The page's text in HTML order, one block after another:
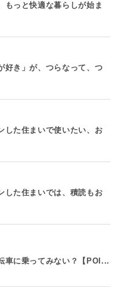
もっと快適な暮らしが始ま
好き」が、つらなって、つ
した住まいで使いたい、お
した住まいでは、積読もお
車に乗ってみない？【POI...